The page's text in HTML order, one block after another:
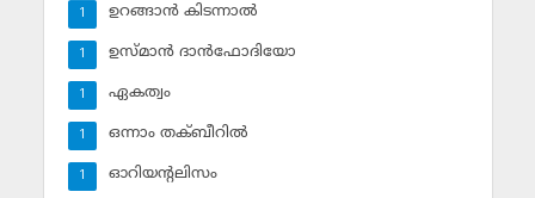
ഉറങ്ങാന്‍ കിടന്നാല്‍
1
ഉസ്മാന്‍ ദാന്‍ഫോദിയോ
1
ഏകത്വം
1
ഒന്നാം തക്ബീറില്‍
1
ഓറിയന്റലിസം
1